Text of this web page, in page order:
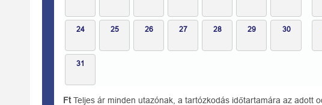
24 25 26 27 28 29 30
31
FtTeljes ár minden utazónak, a tartózkodás időtartamára az adott